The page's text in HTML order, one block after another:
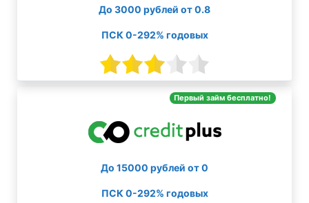
До 3000 рублей от 0.8
ПСК 0-292% годовых
Первый займ бесплатно!
До 15000 рублей от 0
ПСК 0-292% годовых